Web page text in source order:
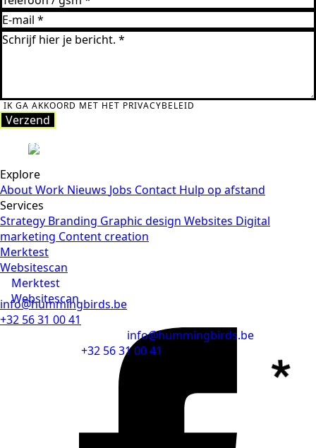
IK GA AKKOORD MET HET PRIVACYBELEID
Verzend
Verzend
Explore
AboutWork Nieuws Jobs Contact Hulp op afstand
Services
Strategy Branding Graphic design Websites Digital
marketing Content creation
Merktest
Merktest
Websitescan
Websitescan
info@hummingbirds.be
info@hummingbirds.be
+32 56 31 00 41
+32 56 31 00 41